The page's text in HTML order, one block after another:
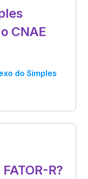
CNAE
do Simples
R?